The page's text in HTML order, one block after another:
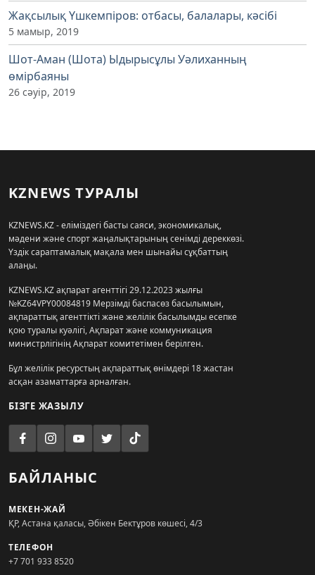
Жақсылық Үшкемпіров: отбасы, балалары, кәсібі
5 мамыр, 2019
Шот-Аман (Шота) Ыдырысұлы Уәлиханның
өмірбаяны
26 сәуір, 2019
KZNEWS ТУРАЛЫ
KZNEWS.KZ - еліміздегі басты саяси, экономикалық,
мәдени және спорт жаңалықтарының сенімді дереккөзі.
Үздік сараптамалық мақала мен шынайы сұқбаттың
алаңы.
KZNEWS.KZ ақпарат агенттігі 29.12.2023 жылғы
№KZ64VPY00084819 Мерзімді баспасөз басылымын,
ақпараттық агенттікті және желілік басылымды есепке
қою туралы куәлігі, Ақпарат және коммуникация
министрлігінің Ақпарат комитетімен берілген.
Бұл желілік ресурстың ақпараттық өнімдері 18 жастан
асқан азаматтарға арналған.
БІЗГЕ ЖАЗЫЛУ
БАЙЛАНЫС
МЕКЕН-ЖАЙ
ҚР, Астана қаласы, Әбікен Бектұров көшесі, 4/3
ТЕЛЕФОН
+7 701 933 8520